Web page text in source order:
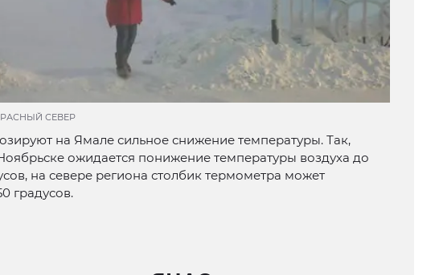
СЕВЕР
на Ямале сильное снижение температуры. Так,
ожидается понижение температуры воздуха до
на севере региона столбик термометра может
градусов.